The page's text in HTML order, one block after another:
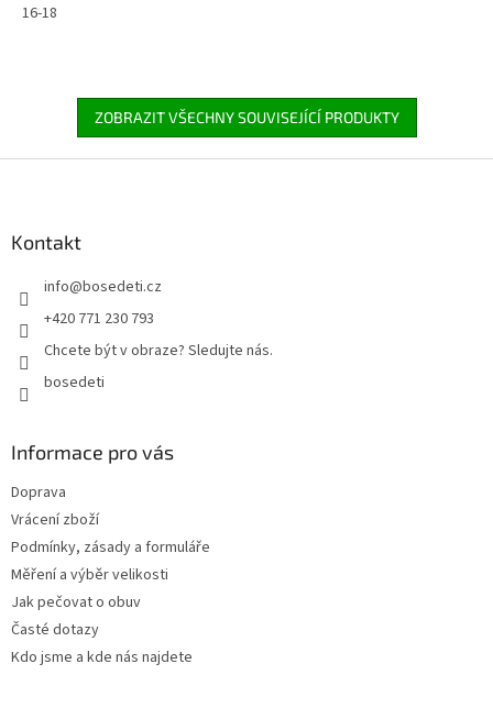
16-18
ZOBRAZIT VŠECHNY SOUVISEJÍCÍ PRODUKTY
Kontakt
info@bosedeti.cz
+420 771 230 793
Chcete být v obraze? Sledujte nás.
bosedeti
Informace pro vás
Doprava
Vrácení zboží
Podmínky, zásady a formuláře
Měření a výběr velikosti
Jak pečovat o obuv
Časté dotazy
Kdo jsme a kde nás najdete